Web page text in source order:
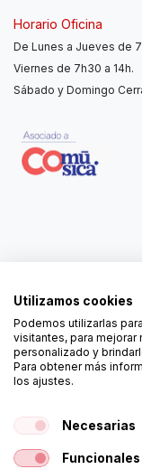
Horario Oficina
De Lunes a Jueves de
Viernes de 7h30 a 14h.
Sábado y Domingo
962250313
ortola@ortola-
Av. d'Albaida, s/n
46840 La Pobla del Duc
¡Síguenos!
Utilizamos cookies
Podemos utilizarlas
visitantes, para
personalizado y
Para obtener más
los ajustes.
Necesarias
Funcionales